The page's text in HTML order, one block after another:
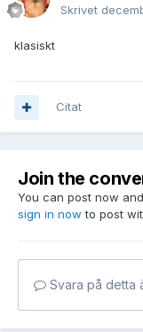
Skrivet
klasiskt
Citat
Join the
You can post now
sign in now to post
Svara på detta